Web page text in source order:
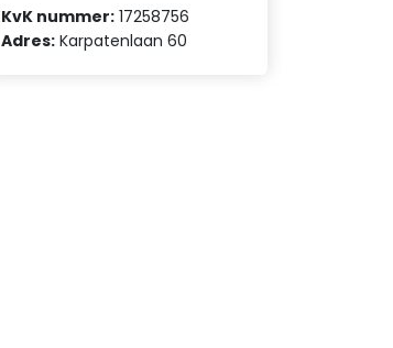
KvK nummer: 17258756
Adres: Karpatenlaan 60